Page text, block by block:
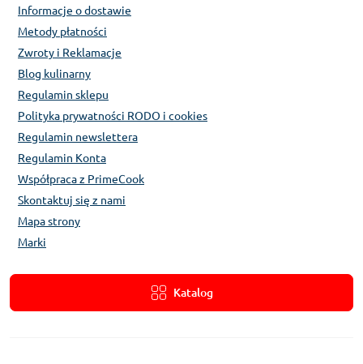
Informacje o dostawie
Metody płatności
Zwroty i Reklamacje
Blog kulinarny
Regulamin sklepu
Polityka prywatności RODO i cookies
Regulamin newslettera
Regulamin Konta
Współpraca z PrimeCook
Skontaktuj się z nami
Mapa strony
Marki
Katalog